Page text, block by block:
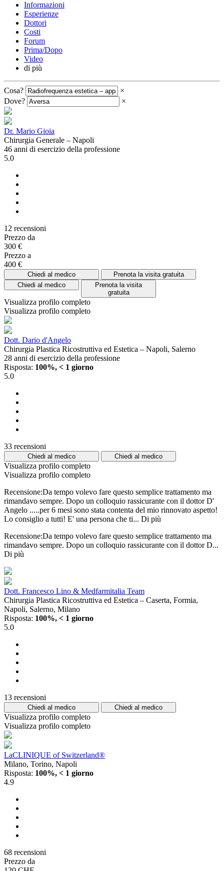
Informazioni
Esperienze
Dottori
Costi
Forum
Prima/Dopo
Video
di più
Cosa?
×
Dove?
×
Dr. Mario Gioia
Chirurgia Generale – Napoli
46 anni di esercizio della professione
5.0
12 recensioni
Prezzo da
300 €
Prezzo a
400 €
Chiedi al medico
Prenota la visita gratuita
Chiedi al medico
Prenota la visita
gratuita
Visualizza profilo completo
Visualizza profilo completo
Dott. Dario d'Angelo
Chirurgia Plastica Ricostruttiva ed Estetica – Napoli, Salerno
28 anni di esercizio della professione
Risposta: 100%, < 1 giorno
5.0
33 recensioni
Chiedi al medico Chiedi al medico
Visualizza profilo completo
Visualizza profilo completo
Recensione:Da tempo volevo fare questo semplice trattamento ma
rimandavo sempre. Dopo un colloquio rassicurante con il dottor D'
Angelo .....per 6 mesi sono stata contenta del mio rinnovato aspetto!
Lo consiglio a tutti! E' una persona che ti... Di più
Recensione:Da tempo volevo fare questo semplice trattamento ma
rimandavo sempre. Dopo un colloquio rassicurante con il dottor D...
Di più
Dott. Francesco Lino & Medfarmitalia Team
Chirurgia Plastica Ricostruttiva ed Estetica – Caserta, Formia,
Napoli, Salerno, Milano
Risposta: 100%, < 1 giorno
5.0
13 recensioni
Chiedi al medico Chiedi al medico
Visualizza profilo completo
Visualizza profilo completo
LaCLINIQUE of Switzerland®
Milano, Torino, Napoli
Risposta: 100%, < 1 giorno
4.9
68 recensioni
Prezzo da